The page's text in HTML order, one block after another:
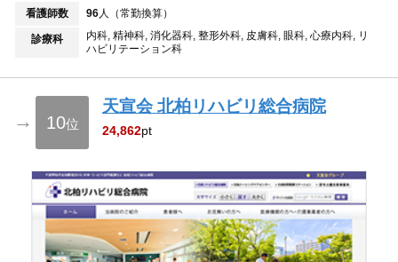
看護師数 96人（常勤換算）
診療科
内科, 精神科, 消化器科, 整形外科, 皮膚科, 眼科, 心療内科, リ
ハビリテーション科
→ 10位
天宣会 北柏リハビリ総合病院
24,862pt